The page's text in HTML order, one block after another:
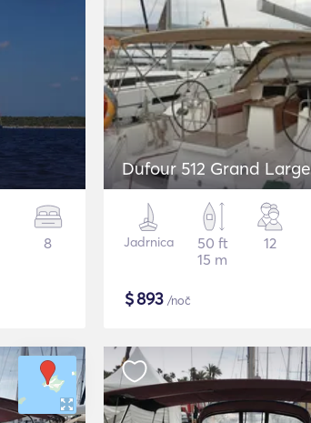
8
Dufour 512 Grand Large
Jadrnica
50 ft
15 m
12
$893 /noč